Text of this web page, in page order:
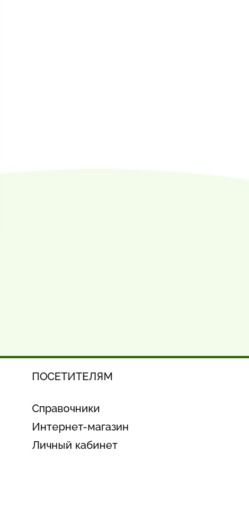
ПОСЕТИТЕЛЯМ
Справочники
Интернет-магазин
Личный кабинет